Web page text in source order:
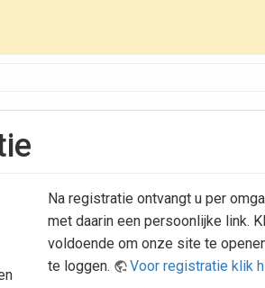
Na registratie ontvangt u per
met daarin een persoonlijke link.
voldoende om onze site te
te loggen.
Voor registratie klik